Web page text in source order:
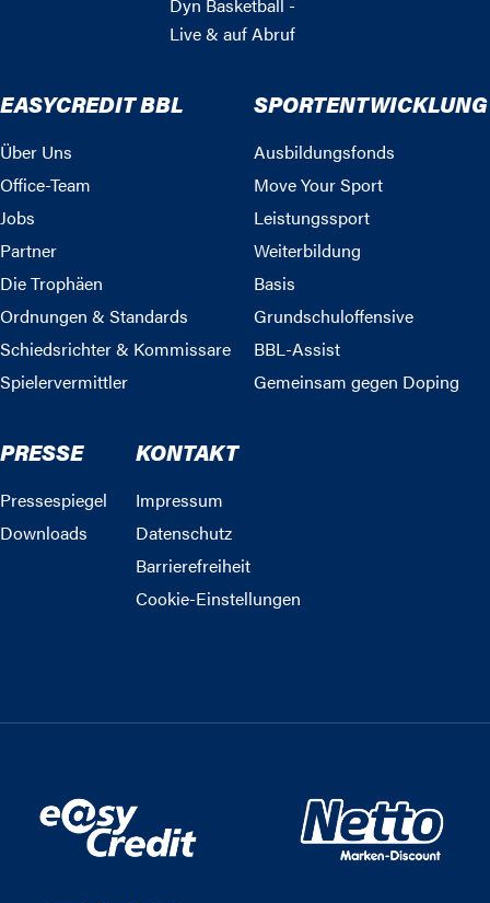
Live & auf Abruf
EASYCREDIT BBL
Über Uns
Office-Team
Jobs
Partner
Die Trophäen
Ordnungen & Standards
Schiedsrichter & Kommissare
Spielervermittler
SPORTENTWICKLUNG
Ausbildungsfonds
Move Your Sport
Leistungssport
Weiterbildung
Basis
Grundschuloffensive
BBL-Assist
Gemeinsam gegen Doping
PRESSE
Pressespiegel
Downloads
KONTAKT
Impressum
Datenschutz
Barrierefreiheit
Cookie-Einstellungen